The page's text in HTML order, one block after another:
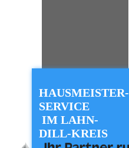
HAUSMEISTER-
SERVICE
IM LAHN-
DILL-KREIS